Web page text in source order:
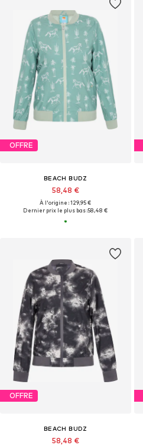
OFFRE
BEACH BUDZ
58,48 €
À l'origine : 129,95 €
Dernier prix le plus bas :58,48 €
OFFRE
BEACH BUDZ
58,48 €